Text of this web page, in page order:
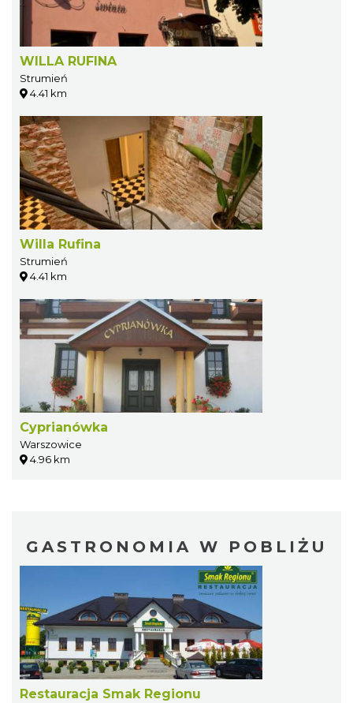
WILLA RUFINA
Strumień
4.41 km
Willa Rufina
Strumień
4.41 km
Cyprianówka
Warszowice
4.96 km
GASTRONOMIA W POBLIŻU
Restauracja Smak Regionu